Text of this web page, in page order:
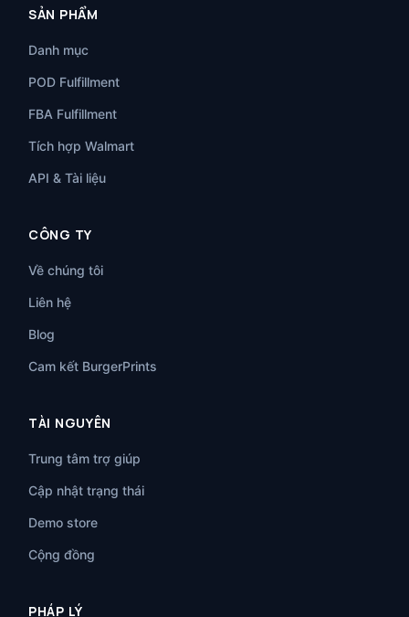
SẢN PHẨM
Danh mục
POD Fulfillment
FBA Fulfillment
Tích hợp Walmart
API & Tài liệu
CÔNG TY
Về chúng tôi
Liên hệ
Blog
Cam kết BurgerPrints
TÀI NGUYÊN
Trung tâm trợ giúp
Cập nhật trạng thái
Demo store
Cộng đồng
PHÁP LÝ